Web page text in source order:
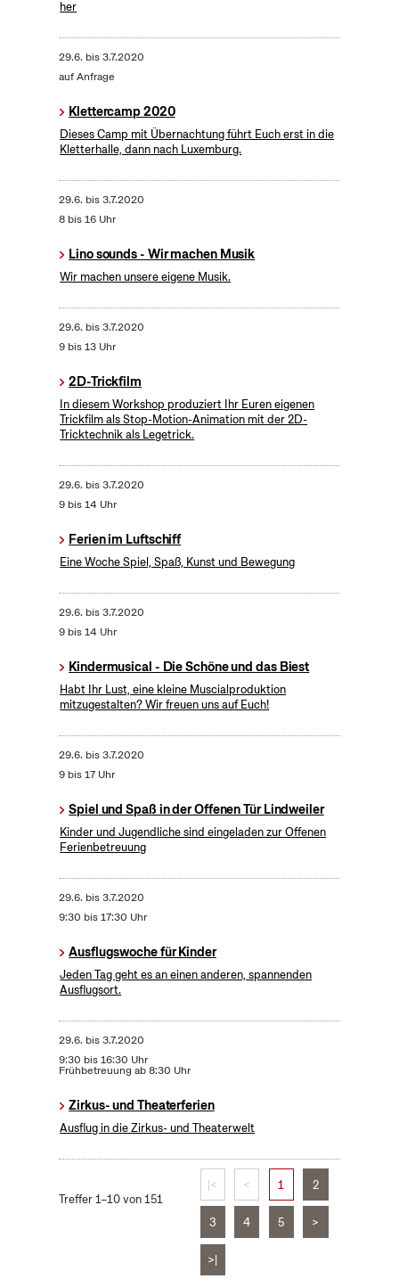
her
29.6. bis3.7.2020
auf Anfrage
Klettercamp 2020
Dieses Camp mit Übernachtung führt Euch erst in die
Kletterhalle, dann nach Luxemburg.
29.6. bis3.7.2020
8 bis 16 Uhr
Lino sounds - Wir machen Musik
Wir machen unsere eigene Musik.
29.6. bis3.7.2020
9 bis 13 Uhr
2D-Trickfilm
In diesem Workshop produziert Ihr Euren eigenen
Trickfilm als Stop-Motion-Animation mit der 2D-
Tricktechnik als Legetrick.
29.6. bis3.7.2020
9 bis 14 Uhr
Ferien im Luftschiff
Eine Woche Spiel, Spaß, Kunst und Bewegung
29.6. bis3.7.2020
9 bis 14 Uhr
Kindermusical - Die Schöne und das Biest
Habt Ihr Lust, eine kleine Muscialproduktion
mitzugestalten? Wir freuen uns auf Euch!
29.6. bis3.7.2020
9 bis 17 Uhr
Spiel und Spaß in der Offenen Tür Lindweiler
Kinder und Jugendliche sind eingeladen zur Offenen
Ferienbetreuung
29.6. bis3.7.2020
9:30 bis 17:30 Uhr
Ausflugswoche für Kinder
Jeden Tag geht es an einen anderen, spannenden
Ausflugsort.
29.6. bis3.7.2020
9:30 bis 16:30 Uhr
Frühbetreuung ab 8:30 Uhr
Zirkus- und Theaterferien
Ausflug in die Zirkus- und Theaterwelt
Treffer 1–10 von 151
|< < 1 2
3 4 5 >
>|